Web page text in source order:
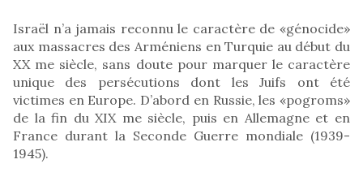
Israël n’a jamais reconnu le caractère de «génocide»
aux massacres des Arméniens en Turquie au début du
XX me siècle, sans doute pour marquer le caractère
unique des persécutions dont les Juifs ont été
victimes en Europe. D’abord en Russie, les «pogroms»
de la fin du XIX me siècle, puis en Allemagne et en
France durant la Seconde Guerre mondiale (1939-
1945).